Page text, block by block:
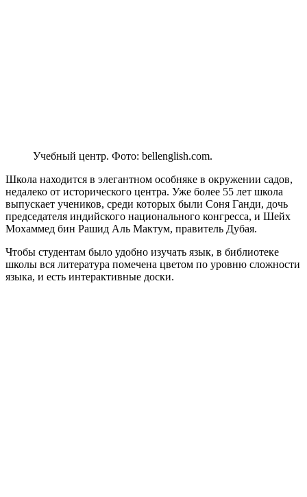
Учебный центр. Фото: bellenglish.com.
Школа находится в элегантном особняке в окружении садов,
недалеко от исторического центра. Уже более 55 лет школа
выпускает учеников, среди которых были Соня Ганди, дочь
председателя индийского национального конгресса, и Шейх
Мохаммед бин Рашид Аль Мактум, правитель Дубая.
Чтобы студентам было удобно изучать язык, в библиотеке
школы вся литература помечена цветом по уровню сложности
языка, и есть интерактивные доски.